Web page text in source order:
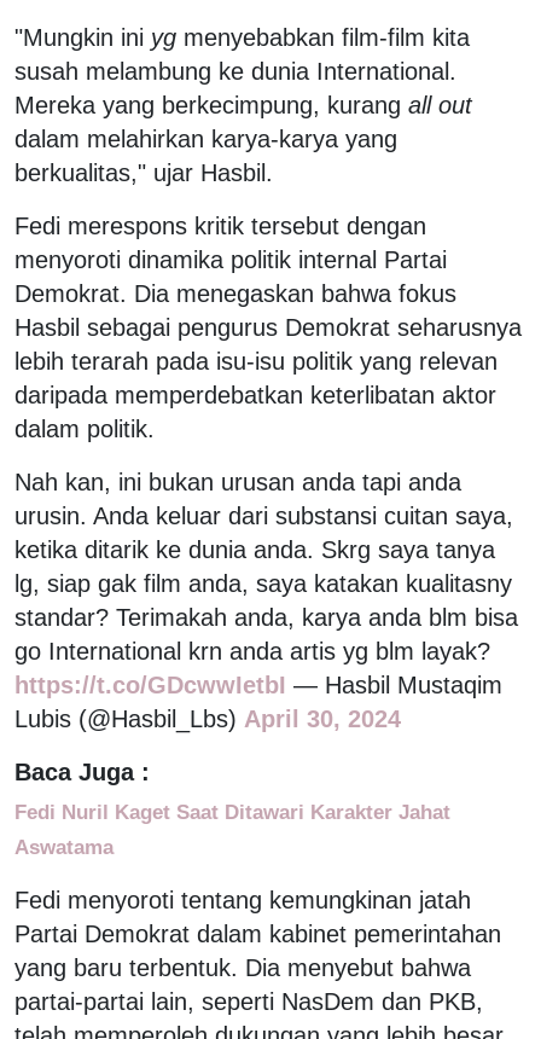
"Mungkin ini yg menyebabkan film-film kita
susah melambung ke dunia International.
Mereka yang berkecimpung, kurang all out
dalam melahirkan karya-karya yang
berkualitas," ujar Hasbil.
Fedi merespons kritik tersebut dengan
menyoroti dinamika politik internal Partai
Demokrat. Dia menegaskan bahwa fokus
Hasbil sebagai pengurus Demokrat seharusnya
lebih terarah pada isu-isu politik yang relevan
daripada memperdebatkan keterlibatan aktor
dalam politik.
Nah kan, ini bukan urusan anda tapi anda
urusin. Anda keluar dari substansi cuitan saya,
ketika ditarik ke dunia anda. Skrg saya tanya
lg, siap gak film anda, saya katakan kualitasny
standar? Terimakah anda, karya anda blm bisa
go International krn anda artis yg blm layak?
https://t.co/GDcwwIetbI — Hasbil Mustaqim
Lubis (@Hasbil_Lbs) April 30, 2024
Baca Juga :
Fedi Nuril Kaget Saat Ditawari Karakter Jahat
Aswatama
Fedi menyoroti tentang kemungkinan jatah
Partai Demokrat dalam kabinet pemerintahan
yang baru terbentuk. Dia menyebut bahwa
partai-partai lain, seperti NasDem dan PKB,